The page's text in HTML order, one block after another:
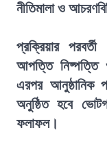
নীতিমালা ও
প্রক্রিয়ার
আপত্তি নিষ্পত্তি
এরপর আনুষ্ঠানিক
অনুষ্ঠিত হবে
ফলাফল।